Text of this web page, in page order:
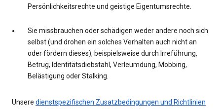
Persönlichkeitsrechte und geistige Eigentumsrechte.
Sie missbrauchen oder schädigen weder andere noch sich
selbst (und drohen ein solches Verhalten auch nicht an
oder fördern dieses), beispielsweise durch Irreführung,
Betrug, Identitätsdiebstahl, Verleumdung, Mobbing,
Belästigung oder Stalking.
Unsere dienstspezifischen Zusatzbedingungen und Richtlinien